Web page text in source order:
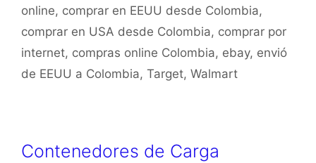
online, comprar en EEUU desde Colombia,
comprar en USA desde Colombia, comprar por
internet, compras online Colombia, ebay, envió
de EEUU a Colombia, Target, Walmart
Contenedores de Carga